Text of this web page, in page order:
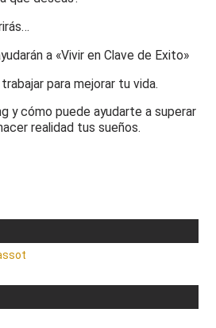
a «Vivir en Clave de Exito»
para mejorar tu vida.
y cómo puede ayudarte a superar
realidad tus sueños.